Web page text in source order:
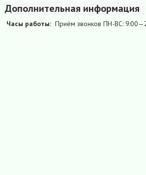
Дополнительная информация
Часы работы: Приём звонков ПН-ВС: